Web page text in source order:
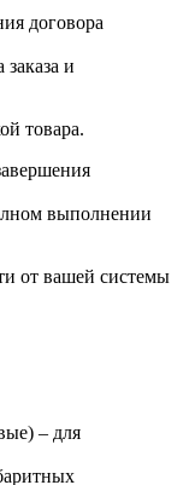
договора
и
товара.
выполнении
от вашей системы
– для